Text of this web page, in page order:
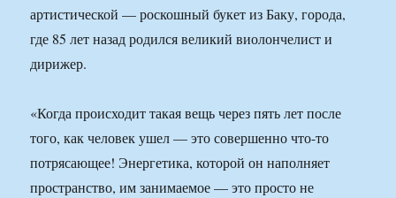
артистической — роскошный букет из Баку, города,
где 85 лет назад родился великий виолончелист и
дирижер.
«Когда происходит такая вещь через пять лет после
того, как человек ушел — это совершенно что-то
потрясающее! Энергетика, которой он наполняет
пространство, им занимаемое — это просто не